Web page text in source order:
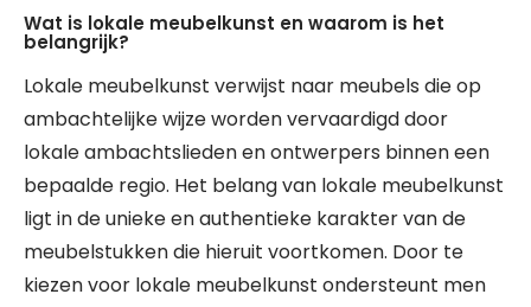
Wat is lokale meubelkunst en waarom is het
belangrijk?
Lokale meubelkunst verwijst naar meubels die op
ambachtelijke wijze worden vervaardigd door
lokale ambachtslieden en ontwerpers binnen een
bepaalde regio. Het belang van lokale meubelkunst
ligt in de unieke en authentieke karakter van de
meubelstukken die hieruit voortkomen. Door te
kiezen voor lokale meubelkunst ondersteunt men